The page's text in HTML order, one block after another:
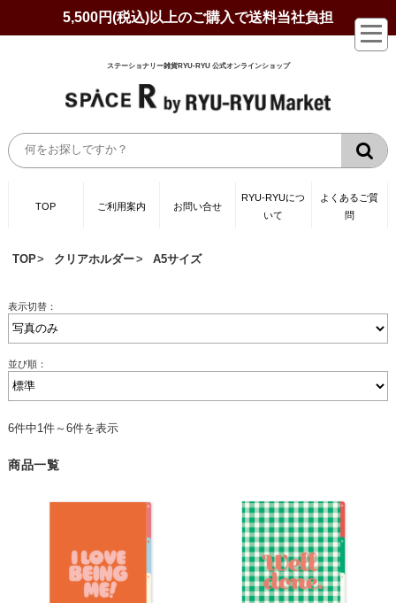
5,500円(税込)以上のご購入で送料当社負担
ステーショナリー雑貨RYU-RYU 公式オンラインショップ
TOP ご利用案内 お問い合せ
RYU-RYUにつ
いて
よくあるご質
問
TOP クリアホルダー A5サイズ
表示切替：
並び順：
6件中1件～6件を表示
商品一覧